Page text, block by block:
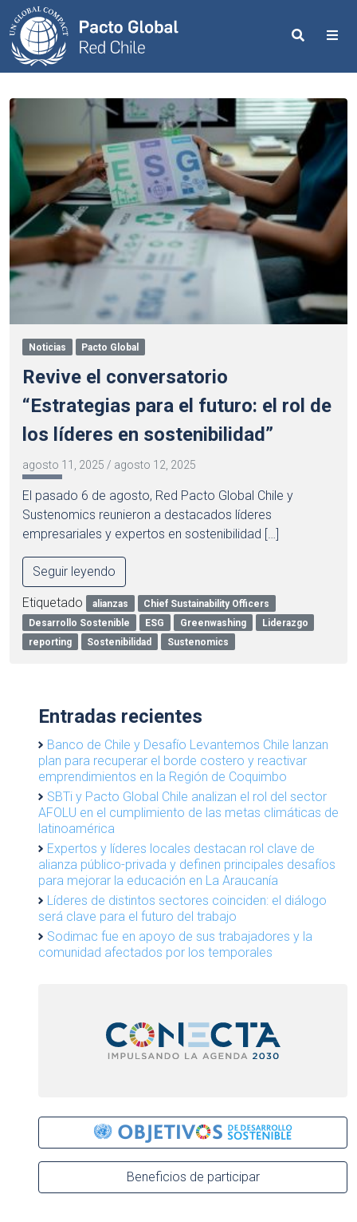
Search
Noticias Pacto Global
Revive el conversatorio
“Estrategias para el futuro: el rol de
los líderes en sostenibilidad”
agosto 11, 2025 / agosto 12, 2025
El pasado 6 de agosto, Red Pacto Global Chile y
Sustenomics reunieron a destacados líderes
empresariales y expertos en sostenibilidad […]
Seguir leyendo
Etiquetado alianzas
Chief Sustainability Officers
Desarrollo Sostenible
ESG Greenwashing
Liderazgo
reporting
Sostenibilidad Sustenomics
Entradas recientes
Banco de Chile y Desafío Levantemos Chile lanzan
plan para recuperar el borde costero y reactivar
emprendimientos en la Región de Coquimbo
SBTi y Pacto Global Chile analizan el rol del sector
AFOLU en el cumplimiento de las metas climáticas de
latinoamérica
Expertos y líderes locales destacan rol clave de
alianza público-privada y definen principales desafíos
para mejorar la educación en La Araucanía
Líderes de distintos sectores coinciden: el diálogo
será clave para el futuro del trabajo
Sodimac fue en apoyo de sus trabajadores y la
comunidad afectados por los temporales
Beneficios de participar